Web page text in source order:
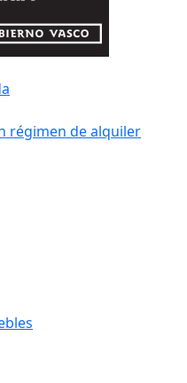
régimen de alquiler